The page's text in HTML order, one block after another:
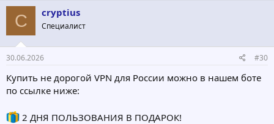
C cryptius
Специалист
30.06.2026 #30
Купить не дорогой VPN для России можно в нашем боте
по ссылке ниже:
2 ДНЯ ПОЛЬЗОВАНИЯ В ПОДАРОК!